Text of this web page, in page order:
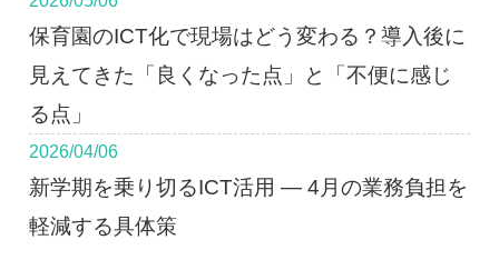
保育園のICT化で現場はどう変わる？導入後に
見えてきた「良くなった点」と「不便に感じ
る点」
2026/04/06
新学期を乗り切るICT活用 ― 4月の業務負担を
軽減する具体策